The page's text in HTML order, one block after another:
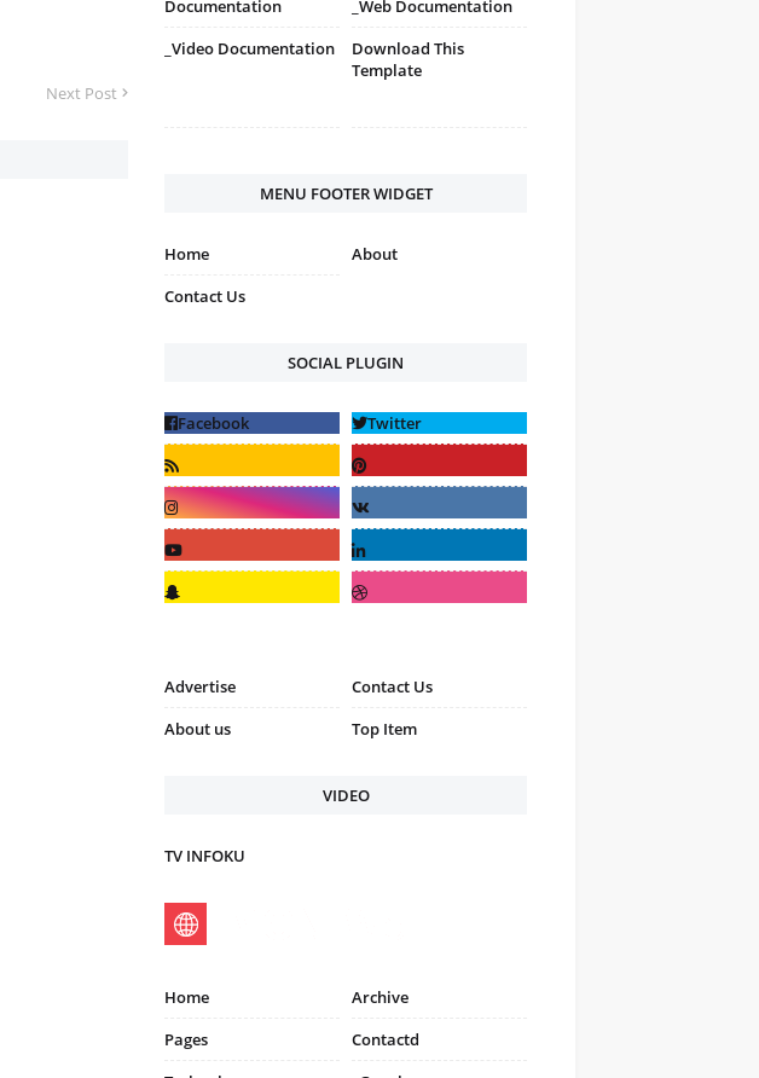
Next Post
Documentation
_Web Documentation
_Video Documentation
Download This
Template
MENU FOOTER WIDGET
Home
About
Contact Us
SOCIAL PLUGIN
Advertise
Contact Us
About us
Top Item
VIDEO
TV INFOKU
Home
Archive
Pages
Contactd